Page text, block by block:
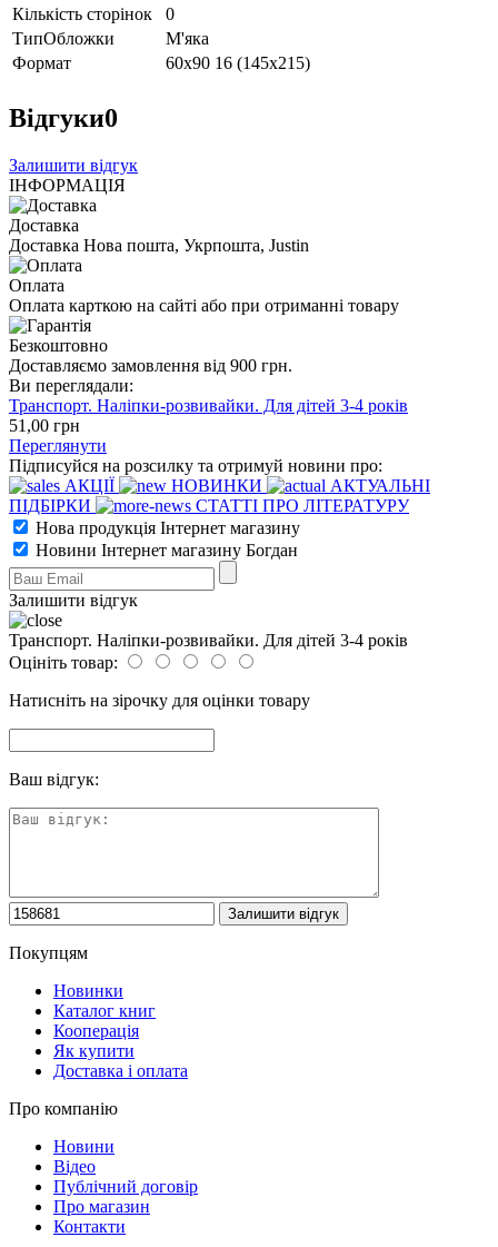
Кількість сторінок
0
ТипОбложки
М'яка
Формат
60х90 16 (145х215)
Відгуки0
Залишити відгук
ІНФОРМАЦІЯ
Доставка
Доставка Нова пошта, Укрпошта, Justin
Оплата
Оплата карткою на сайті або при отриманні товару
Безкоштовно
Доставляємо замовлення від 900 грн.
Ви переглядали:
Транспорт. Наліпки-розвивайки. Для дітей 3-4 років
51 ,00 грн
Переглянути
Підписуйся на розсилку та отримуй новини про:
АКЦІЇ
НОВИНКИ
АКТУАЛЬНІ
ПІДБІРКИ
СТАТТІ ПРО ЛІТЕРАТУРУ
Нова продукція Інтернет магазину
Новини Інтернет магазину Богдан
Залишити відгук
Транспорт. Наліпки-розвивайки. Для дітей 3-4 років
Оцініть товар:
Натисніть на зірочку для оцінки товару
Ваш відгук:
Покупцям
Новинки
Каталог книг
Кооперація
Як купити
Доставка і оплата
Про компанію
Новини
Відео
Публічний договір
Про магазин
Контакти